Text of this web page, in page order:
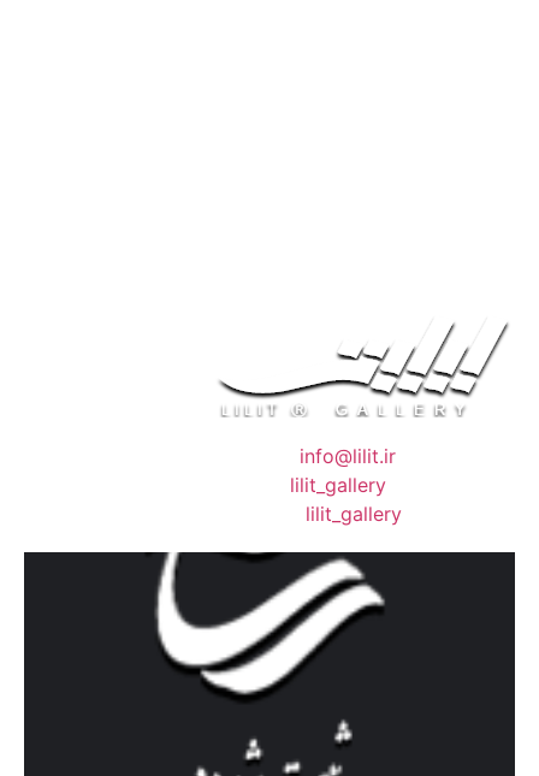
info@lilit.ir
lilit_gallery
lilit_gallery